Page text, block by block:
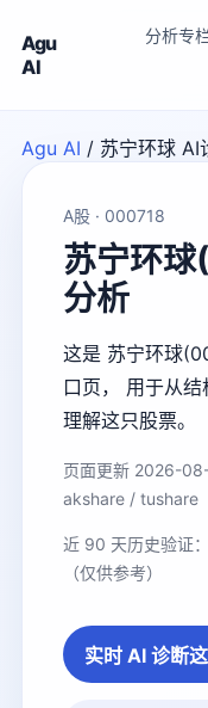
Agu
AI
分析专
Agu AI / 苏宁环球 AI
A股 · 000718
苏宁环
分析
这是 苏宁环球
口页， 用于从
理解这只股票。
页面更新 2026-08-
akshare / tushare
近 90 天历史验证
（仅供参考）
实时 AI 诊断